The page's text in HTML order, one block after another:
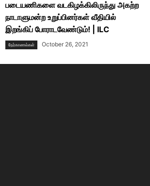
படையணிகளை வடகிழக்கிலிருந்து அகற்ற
நாடாளுமன்ற உறுப்பினர்கள் வீதியில்
இறங்கிப் போராடவேண்டும்! | ILC
நேர்காணல்கள் October 26, 2021